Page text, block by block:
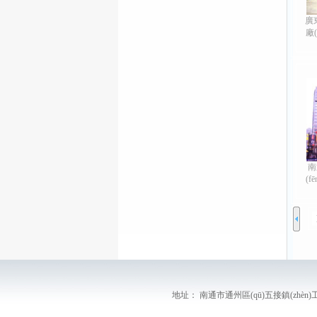
廣
廠
地址： 南通市通州區(qū)五接鎮(zhèn)工